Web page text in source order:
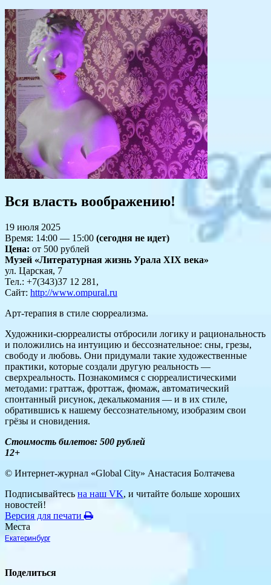
Вся власть воображению!
19 июля 2025
Время: 14:00 — 15:00 (сегодня не идет)
Цена: от 500 рублей
Музей «Литературная жизнь Урала XIX века»
ул. Царская, 7
Тел.: +7(343)37 12 281,
Сайт: http://www.ompural.ru
Арт-терапия в стиле сюрреализма.
Художники-сюрреалисты отбросили логику и рациональность
и положились на интуицию и бессознательное: сны, грезы,
свободу и любовь. Они придумали такие художественные
практики, которые создали другую реальность —
сверхреальность. Познакомимся с сюрреалистическими
методами: граттаж, фроттаж, фюмаж, автоматический
спонтанный рисунок, декалькомания — и в их стиле,
обратившись к нашему бессознательному, изобразим свои
грёзы и сновидения.
Стоимость билетов: 500 рублей
12+
© Интернет-журнал «Global City» Анастасия Болтачева
Подписывайтесь на наш VK, и читайте больше хороших
новостей!
Версия для печати
Места
Екатеринбург
Поделиться